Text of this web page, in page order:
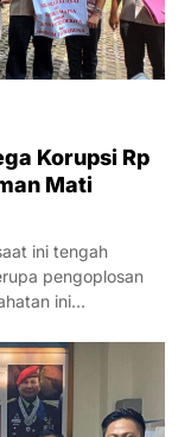
Korupsi Rp
Mati
ini tengah
pengoplosan
ini…